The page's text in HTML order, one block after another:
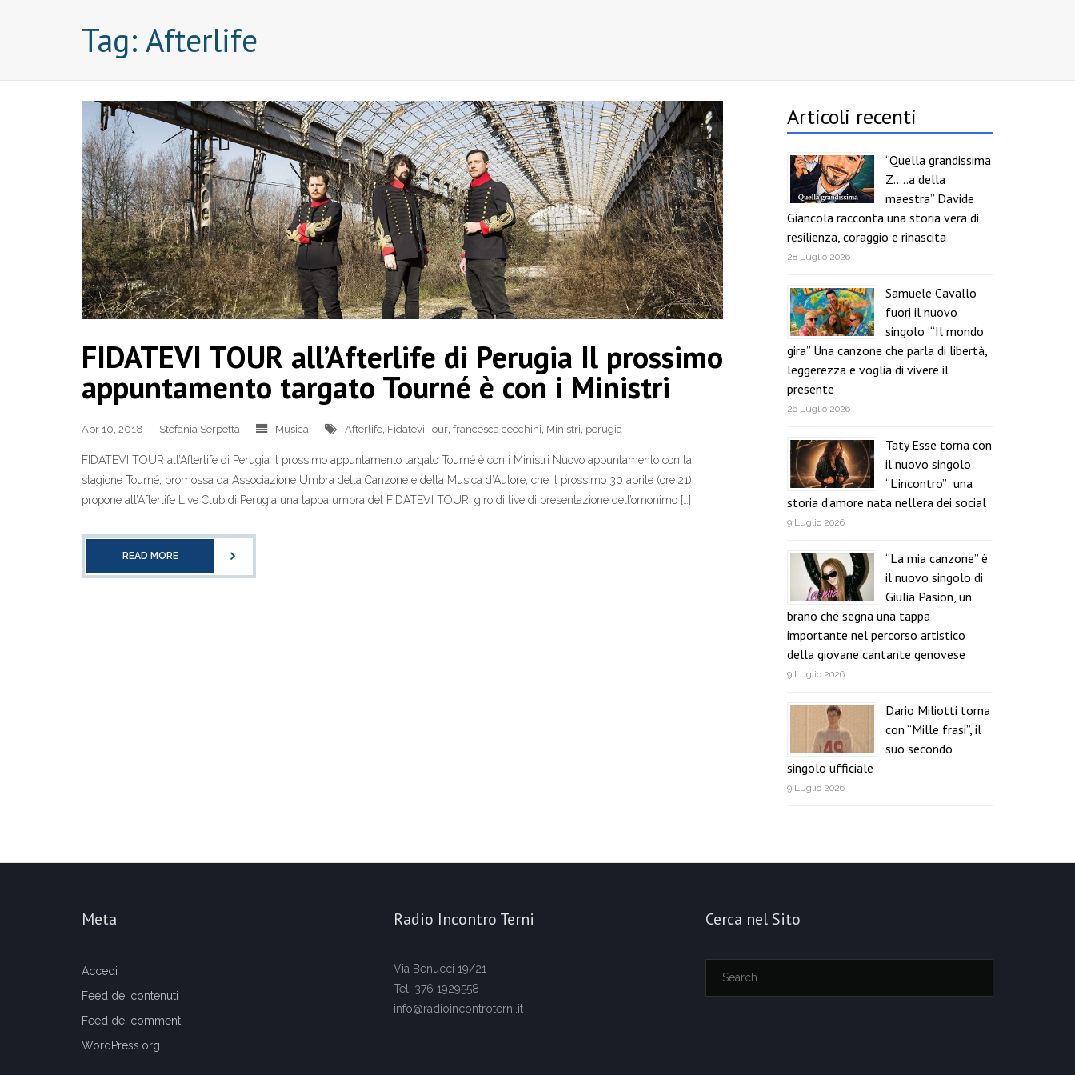
Tag: Afterlife
FIDATEVI TOUR all’Afterlife di Perugia Il prossimo
appuntamento targato Tourné è con i Ministri
Apr 10, 2018 Stefania Serpetta Musica Afterlife Fidatevi Tour francesca cecchini Ministri perugia
FIDATEVI TOUR all’Afterlife di Perugia Il prossimo appuntamento targato Tourné è con i Ministri Nuovo appuntamento con la
stagione Tourné, promossa da Associazione Umbra della Canzone e della Musica d’Autore, che il prossimo 30 aprile (ore 21)
propone all’Afterlife Live Club di Perugia una tappa umbra del FIDATEVI TOUR, giro di live di presentazione dell’omonimo […]
READ MORE
Articoli recenti
“Quella grandissima
Z…..a della
maestra” Davide
Giancola racconta una storia vera di
resilienza, coraggio e rinascita
28 Luglio 2026
Samuele Cavallo
fuori il nuovo
singolo “Il mondo
gira” Una canzone che parla di libertà,
leggerezza e voglia di vivere il
presente
26 Luglio 2026
Taty Esse torna con
il nuovo singolo
“L’incontro”: una
storia d’amore nata nell’era dei social
9 Luglio 2026
“La mia canzone” è
il nuovo singolo di
Giulia Pasion, un
brano che segna una tappa
importante nel percorso artistico
della giovane cantante genovese
9 Luglio 2026
Dario Miliotti torna
con “Mille frasi”, il
suo secondo
singolo ufficiale
9 Luglio 2026
Meta
Accedi
Feed dei contenuti
Feed dei commenti
WordPress.org
Radio Incontro Terni
Via Benucci 19/21
Tel. 376 1929558
info@radioincontroterni.it
Cerca nel Sito